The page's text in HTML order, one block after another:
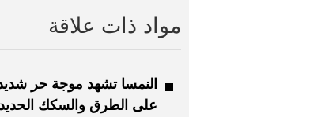
مواد ذات علاقة
النمسا تشهد موجة حر
على الطرق والسكك